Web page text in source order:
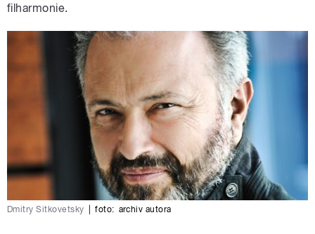
filharmonie.
Dmitry Sitkovetsky foto: archiv autora